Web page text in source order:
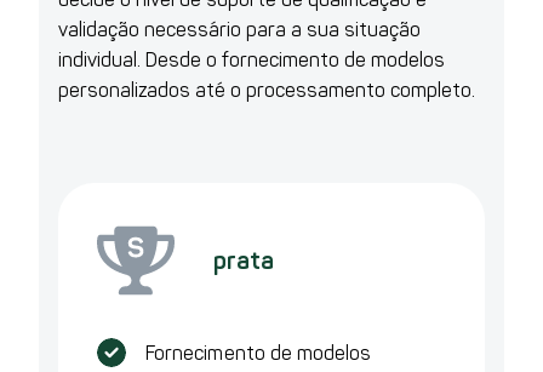
validação necessário para a sua situação
individual. Desde o fornecimento de modelos
personalizados até o processamento completo.
prata
Fornecimento de modelos